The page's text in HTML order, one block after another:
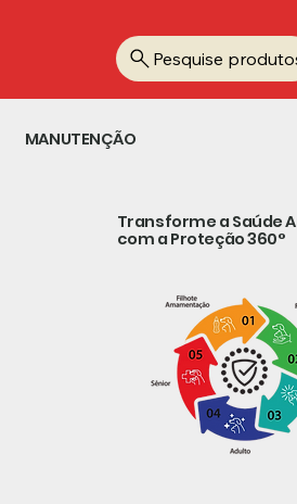
Pesquise
MANUTENÇÃO
Transforme a Saúde
com a Proteção 360°